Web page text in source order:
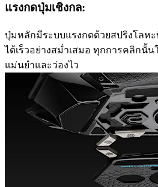
แรงกดปุ่มเชิงกล:
ปุ่มหลักมีระบบแรงกดด้วยสปริงโลห
ได้เร็วอย่างสม่ำเสมอ ทุกการคลิกนั้น
แม่นยำและว่องไว